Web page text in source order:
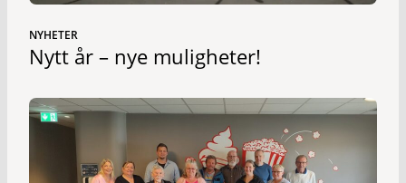
NYHETER
Nytt år – nye muligheter!